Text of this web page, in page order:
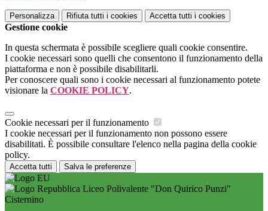
Personalizza Rifiuta tutti i cookies Accetta tutti i cookies
Gestione cookie
In questa schermata è possibile scegliere quali cookie consentire.
I cookie necessari sono quelli che consentono il funzionamento della
piattaforma e non è possibile disabilitarli.
Per conoscere quali sono i cookie necessari al funzionamento potete
visionare la COOKIE POLICY.
Cookie necessari per il funzionamento
I cookie necessari per il funzionamento non possono essere
disabilitati. È possibile consultare l'elenco nella pagina della cookie
policy.
Accetta tutti Salva le preferenze
Liceo Polivalente "Don Quirico Punzi"
Cisternino